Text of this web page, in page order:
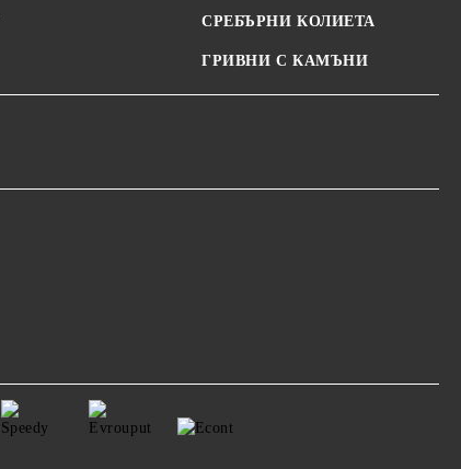
СРЕБЪРНИ КОЛИЕТА
ГРИВНИ С КАМЪНИ